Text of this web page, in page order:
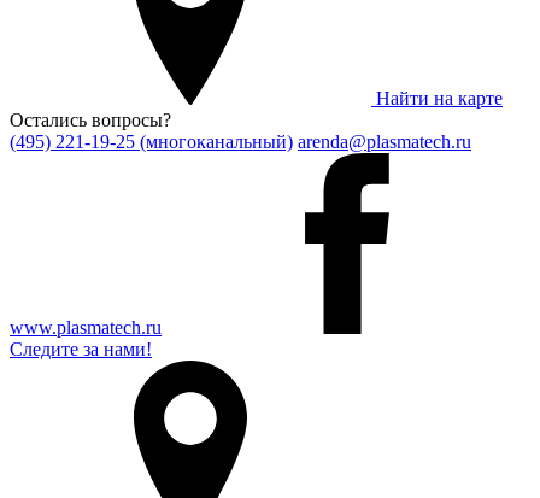
Найти на карте
Остались вопросы?
(495) 221-19-25 (многоканальный) arenda@plasmatech.ru
www.plasmatech.ru
Следите за нами!